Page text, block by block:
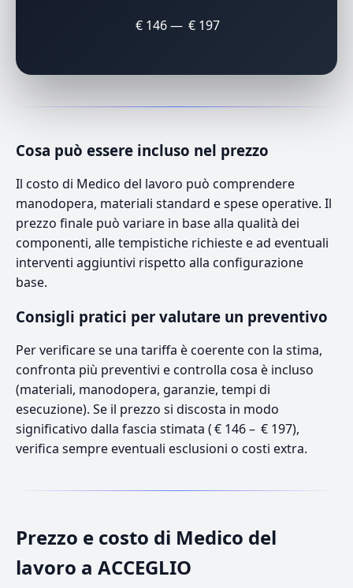
€ 146 — € 197
Cosa può essere incluso nel prezzo
Il costo di Medico del lavoro può comprendere
manodopera, materiali standard e spese operative. Il
prezzo finale può variare in base alla qualità dei
componenti, alle tempistiche richieste e ad eventuali
interventi aggiuntivi rispetto alla configurazione
base.
Consigli pratici per valutare un preventivo
Per verificare se una tariffa è coerente con la stima,
confronta più preventivi e controlla cosa è incluso
(materiali, manodopera, garanzie, tempi di
esecuzione). Se il prezzo si discosta in modo
significativo dalla fascia stimata ( € 146 – € 197),
verifica sempre eventuali esclusioni o costi extra.
Prezzo e costo di Medico del
lavoro a ACCEGLIO